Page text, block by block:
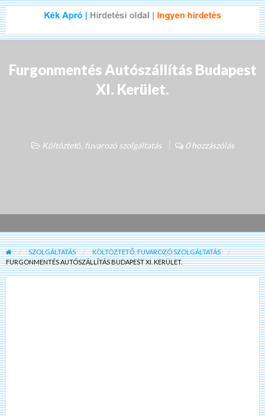
Furgonmentés Autószállítás Budapest
XI. Kerület.
Költöztető, fuvarozó szolgáltatás 0 hozzászólás
SZOLGÁLTATÁS
KÖLTÖZTETŐ, FUVAROZÓ SZOLGÁLTATÁS
FURGONMENTÉS AUTÓSZÁLLÍTÁS BUDAPEST XI. KERÜLET.